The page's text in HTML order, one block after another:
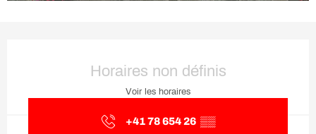
Horaires non définis
Voir les horaires
+41 78 654 26 ▒▒